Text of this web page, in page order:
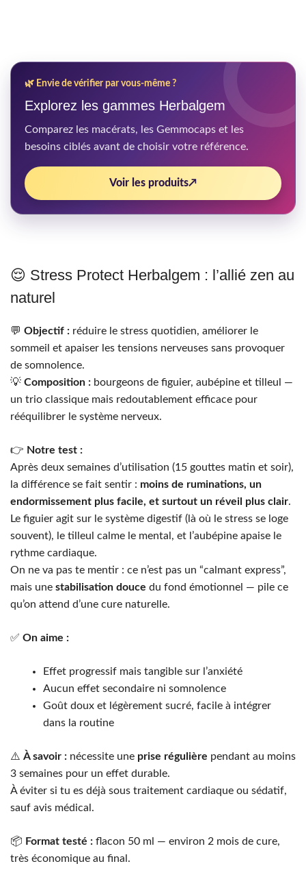
🌿 Envie de vérifier par vous-même ?
Explorez les gammes Herbalgem
Comparez les macérats, les Gemmocaps et les
besoins ciblés avant de choisir votre référence.
Voir les produits↗
😌 Stress Protect Herbalgem : l’allié zen au
naturel
💬 Objectif : réduire le stress quotidien, améliorer le
sommeil et apaiser les tensions nerveuses sans provoquer
de somnolence.
💡 Composition : bourgeons de figuier, aubépine et tilleul —
un trio classique mais redoutablement efficace pour
rééquilibrer le système nerveux.
👉 Notre test :
Après deux semaines d’utilisation (15 gouttes matin et soir),
la différence se fait sentir : moins de ruminations, un
endormissement plus facile, et surtout un réveil plus clair.
Le figuier agit sur le système digestif (là où le stress se loge
souvent), le tilleul calme le mental, et l’aubépine apaise le
rythme cardiaque.
On ne va pas te mentir : ce n’est pas un “calmant express”,
mais une stabilisation douce du fond émotionnel — pile ce
qu’on attend d’une cure naturelle.
✅ On aime :
Effet progressif mais tangible sur l’anxiété
Aucun effet secondaire ni somnolence
Goût doux et légèrement sucré, facile à intégrer
dans la routine
⚠️ À savoir : nécessite une prise régulière pendant au moins
3 semaines pour un effet durable.
À éviter si tu es déjà sous traitement cardiaque ou sédatif,
sauf avis médical.
📦 Format testé : flacon 50 ml — environ 2 mois de cure,
très économique au final.